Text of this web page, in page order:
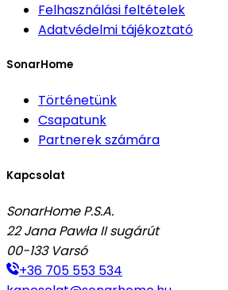
Felhasználási feltételek
Adatvédelmi tájékoztató
SonarHome
Történetünk
Csapatunk
Partnerek számára
Kapcsolat
SonarHome P.S.A.
22 Jana Pawła II sugárút
00-133 Varsó
+36 705 553 534